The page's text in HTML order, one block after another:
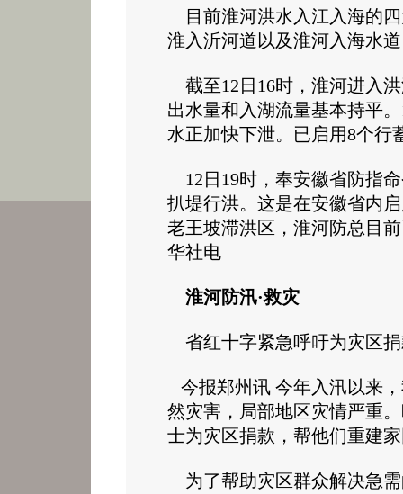
目前淮河洪水入江入海的
淮入沂河道以及淮河入海水
截至12日16时，淮河进入
出水量和入湖流量基本持平
水正加快下泄。已启用8个行
12日19时，奉安徽省防指
扒堤行洪。这是在安徽省内
老王坡滞洪区，淮河防总目
华社电
淮河防汛·救灾
省红十字紧急呼吁为灾区
今报郑州讯 今年入汛以来
然灾害，局部地区灾情严重
士为灾区捐款，帮他们重建
为了帮助灾区群众解决急